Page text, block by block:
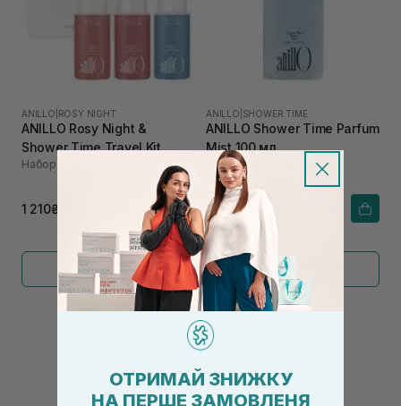
ANILLO ROSY NIGHT
ANILLO Rosy Night &
Shower Time Travel Kit
Набор для тела
1 210₴
ANILLO SHOWER TIME
ANILLO Shower Time Parfum
Mist 100 мл
Парфюмированный мист
1 525₴
Показать больше
1 2
ОТРИМАЙ ЗНИЖКУ
НА ПЕРШЕ ЗАМОВЛЕНЯ